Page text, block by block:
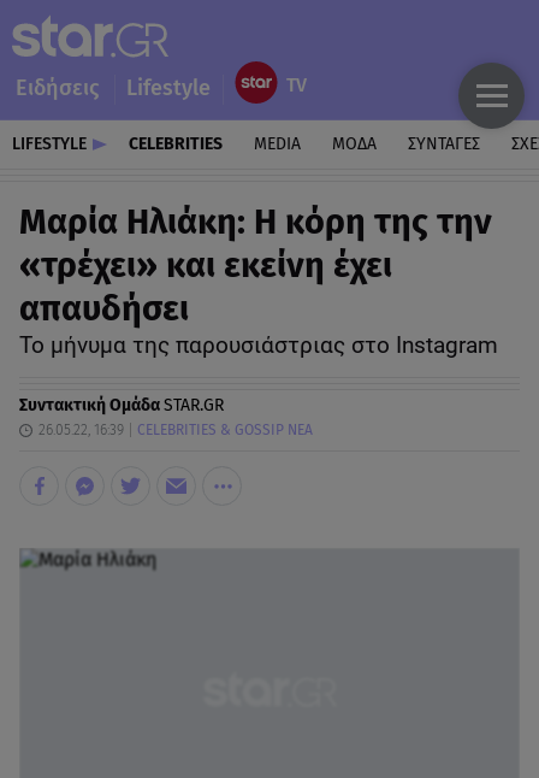
Ειδήσεις Lifestyle
LIFESTYLE CELEBRITIES MEDIA ΜΟΔΑ ΣΥΝΤΑΓΕΣ
Μαρία Ηλιάκη: Η κόρη της την
«τρέχει» και εκείνη έχει
απαυδήσει
Το μήνυμα της παρουσιάστριας στο Instagram
Συντακτική ΟμάδαSTAR.GR
26.05.22, 16:39 CELEBRITIES & GOSSIP ΝΕΑ